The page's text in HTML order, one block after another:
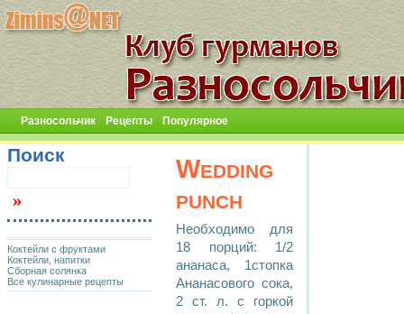
Разносольчик Рецепты Популярное
Wedding
punch
Необходимо для
18 порций: 1/2
ананаса, 1стопка
Ананасового сока,
2 ст. л. с горкой
Поиск
Коктейли с фруктами
Коктейли, напитки
Сборная солянка
Все кулинарные рецепты